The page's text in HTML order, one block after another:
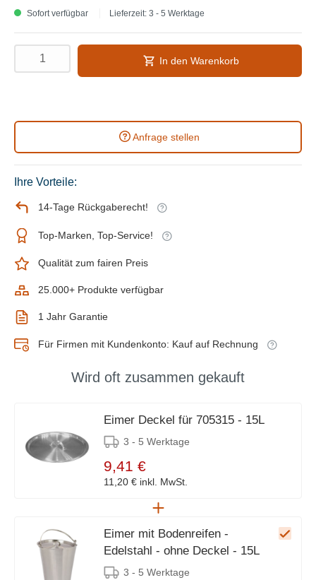
Sofort verfügbar Lieferzeit: 3 - 5 Werktage
In den Warenkorb
Anfrage stellen
Ihre Vorteile:
14-Tage Rückgaberecht!
Top-Marken, Top-Service!
Qualität zum fairen Preis
25.000+ Produkte verfügbar
1 Jahr Garantie
Für Firmen mit Kundenkonto: Kauf auf Rechnung
Wird oft zusammen gekauft
Eimer Deckel für 705315 - 15L
3 - 5 Werktage
9,41 €
11,20 € inkl. MwSt.
Eimer mit Bodenreifen -
Edelstahl - ohne Deckel - 15L
3 - 5 Werktage